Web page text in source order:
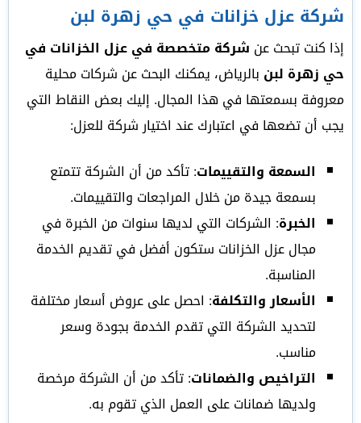
شركة عزل خزانات في حي زهرة لبن
إذا كنت تبحث عن شركة متخصصة في عزل الخزانات في
حي زهرة لبن بالرياض، يمكنك البحث عن شركات محلية
معروفة بسمعتها في هذا المجال. إليك بعض النقاط التي
يجب أن تضعها في اعتبارك عند اختيار شركة للعزل:
السمعة والتقييمات: تأكد من أن الشركة تتمتع
بسمعة جيدة من خلال المراجعات والتقييمات.
الخبرة: الشركات التي لديها سنوات من الخبرة في
مجال عزل الخزانات ستكون أفضل في تقديم الخدمة
المناسبة.
الأسعار والتكلفة: احصل على عروض أسعار مختلفة
لتحديد الشركة التي تقدم الخدمة بجودة وسعر
مناسب.
التراخيص والضمانات: تأكد من أن الشركة مرخصة
ولديها ضمانات على العمل الذي تقوم به.